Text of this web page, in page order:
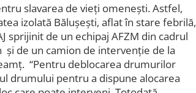
slavarea de vieți omenești. Astfel,
izolată Bălușești, aflat în stare febrilă,
sprijinit de un echipaj AFZM din cadrul
de un camion de intervenție de la
“Pentru deblocarea drumurilor
drumului pentru a dispune alocarea